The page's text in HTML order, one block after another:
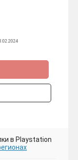
в Playstation